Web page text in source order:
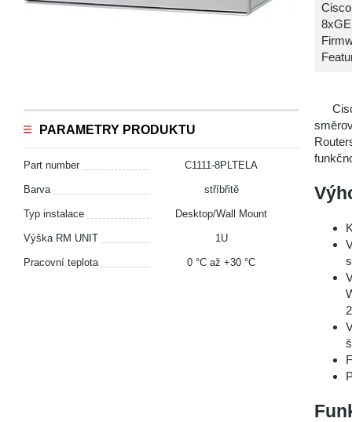
PARAMETRY PRODUKTU
Part number C1111-8PLTELA
Barva stříbřitě
Typ instalace Desktop/Wall Mount
Výška RM UNIT 1U
Pracovní teplota 0 °С až +30 °С